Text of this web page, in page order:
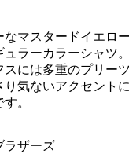
なマスタードイエロ
ュラーカラーシャツ
スには多重のプリー
り気ないアクセント
。
ラザーズ